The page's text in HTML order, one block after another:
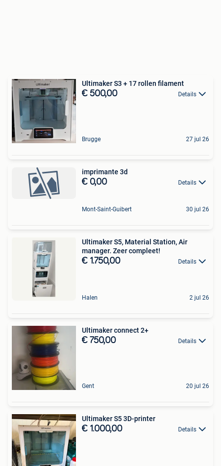
Ultimaker S3 + 17 rollen filament
€ 500,00 Details
Brugge 27 jul 26
imprimante 3d
€ 0,00 Details
Mont-Saint-Guibert 30 jul 26
Ultimaker S5, Material Station, Air
manager. Zeer compleet!
€ 1.750,00 Details
Halen 2 jul 26
Ultimaker connect 2+
€ 750,00 Details
Gent 20 jul 26
Ultimaker S5 3D-printer
€ 1.000,00 Details